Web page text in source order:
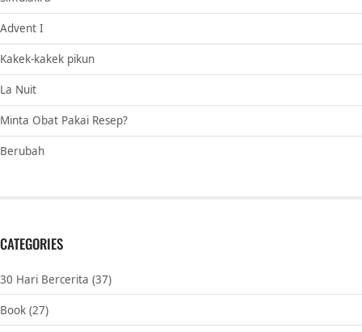
Advent I
Kakek-kakek pikun
La Nuit
Minta Obat Pakai Resep?
Berubah
CATEGORIES
30 Hari Bercerita (37)
Book (27)